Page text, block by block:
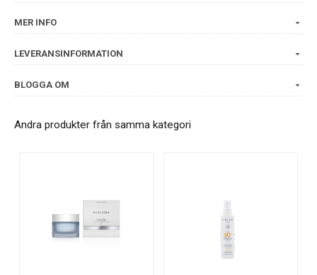
MER INFO
LEVERANSINFORMATION
BLOGGA OM
Andra produkter från samma kategori